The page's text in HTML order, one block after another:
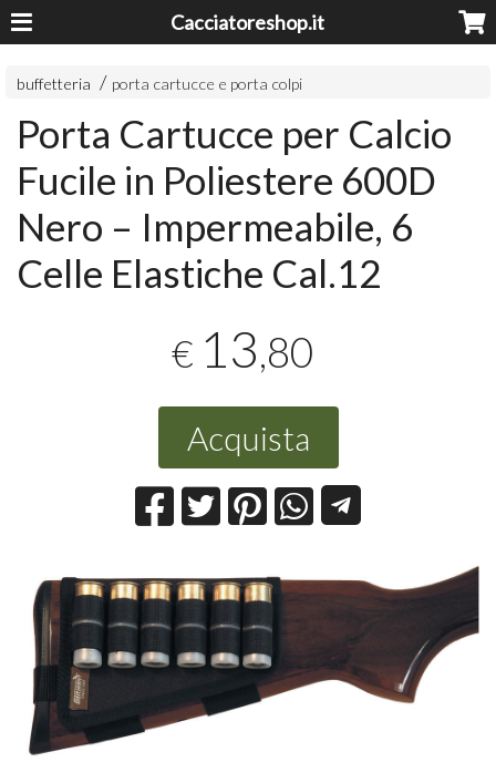
Cacciatoreshop.it
buffetteria porta cartucce e porta colpi
Porta Cartucce per Calcio
Fucile in Poliestere 600D
Nero – Impermeabile, 6
Celle Elastiche Cal.12
€ 13,80
Acquista